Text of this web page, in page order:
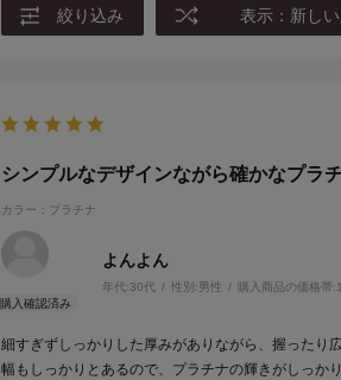
絞り込み 表示：新し
シンプルなデザインながら確かなプラ
カラー：プラチナ
よんよん
年代:30代 性別:男性 購入商品の価格帯:
細すぎずしっかりした厚みがありながら、握ったり
幅もしっかりとあるので、プラチナの輝きがしっか